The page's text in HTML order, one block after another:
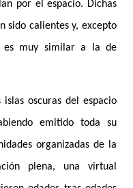
por el espacio. Dichas
sido calientes y, excepto
es muy similar a la de
islas oscuras del espacio
emitido toda su
organizadas de la
plena, una virtual